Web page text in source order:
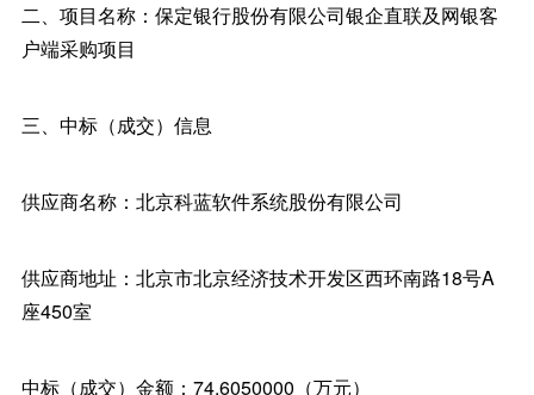
二、项目名称：保定银行股份有限公司银企直联及网银客
户端采购项目
三、中标（成交）信息
供应商名称：北京科蓝软件系统股份有限公司
供应商地址：北京市北京经济技术开发区西环南路18号A
座450室
中标（成交）金额：74.6050000（万元）